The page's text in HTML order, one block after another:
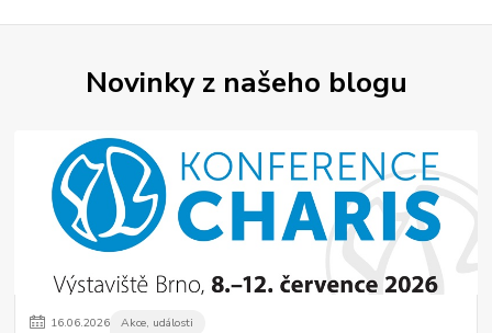
Novinky z našeho blogu
16.06.2026 Akce, události